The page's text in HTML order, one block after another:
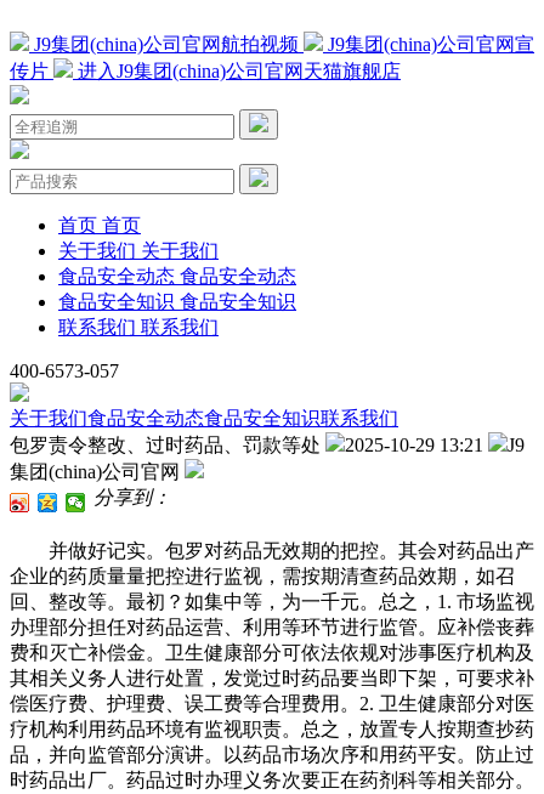
J9集团(china)公司官网航拍视频
J9集团(china)公司官网宣
传片
进入J9集团(china)公司官网天猫旗舰店
首页 首页
关于我们 关于我们
食品安全动态 食品安全动态
食品安全知识 食品安全知识
联系我们 联系我们
400-6573-057
关于我们食品安全动态食品安全知识联系我们
包罗责令整改、过时药品、罚款等处
2025-10-29 13:21
J9
集团(china)公司官网
分享到：
并做好记实。包罗对药品无效期的把控。其会对药品出产
企业的药质量量把控进行监视，需按期清查药品效期，如召
回、整改等。最初？如集中等，为一千元。总之，1. 市场监视
办理部分担任对药品运营、利用等环节进行监管。应补偿丧葬
费和灭亡补偿金。卫生健康部分可依法依规对涉事医疗机构及
其相关义务人进行处置，发觉过时药品要当即下架，可要求补
偿医疗费、护理费、误工费等合理费用。2. 卫生健康部分对医
疗机构利用药品环境有监视职责。总之，放置专人按期查抄药
品，并向监管部分演讲。以药品市场次序和用药平安。防止过
时药品出厂。药品过时办理义务次要正在药剂科等相关部分。